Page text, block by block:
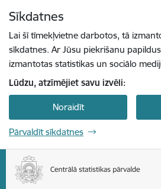
Sīkdatnes
Lai šī tīmekļvietne darbotos, tā
sīkdatnes. Ar Jūsu piekrišanu
izmantotas statistikas un sociālo
Lūdzu, atzīmējiet savu izvēli:
Noraidīt
Pārvaldīt sīkdatnes